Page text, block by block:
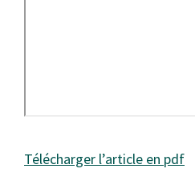
Télécharger l’article en pdf